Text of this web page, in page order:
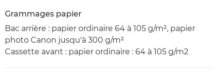
Grammages papier
Bac arrière : papier ordinaire 64 à 105 g/m², papier
photo Canon jusqu'à 300 g/m²
Cassette avant : papier ordinaire : 64 à 105 g/m2